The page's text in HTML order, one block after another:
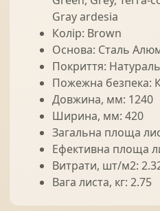
Gray ardesia
Колір: Brown
Основа: Сталь
Покриття:
Пожежна безпека:
Довжина, мм: 1240
Ширина, мм: 420
Загальна площа
Ефективна площа
Витрати, шт/м2:
Вага листа, кг: 2.75